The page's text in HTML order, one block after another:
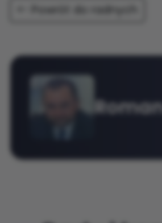
Powrót do radnych